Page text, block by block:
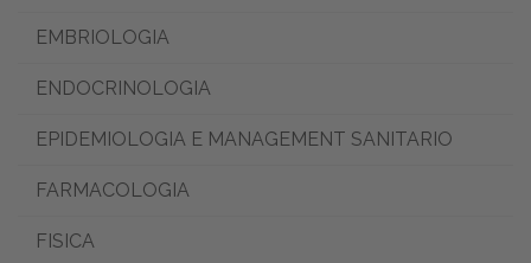
EMBRIOLOGIA
ENDOCRINOLOGIA
EPIDEMIOLOGIA E MANAGEMENT SANITARIO
FARMACOLOGIA
FISICA